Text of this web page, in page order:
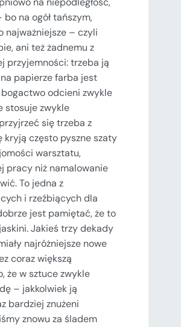
na ogół tańszym,
najważniejsze – czyli
ani też żadnemu z
przyjemności: trzeba ją
papierze farba jest
odcieni zwykle
stosuje zwykle
się trzeba z
kryją często pyszne szaty
warsztatu,
pracy niż namalowanie
To jedna z
i rzeźbiących dla
jest pamiętać, że to
Jakieś trzy dekady
najróżniejsze nowe
coraz większą
że w sztuce zwykle
– jakkolwiek ją
bardziej znużeni
znowu za śladem